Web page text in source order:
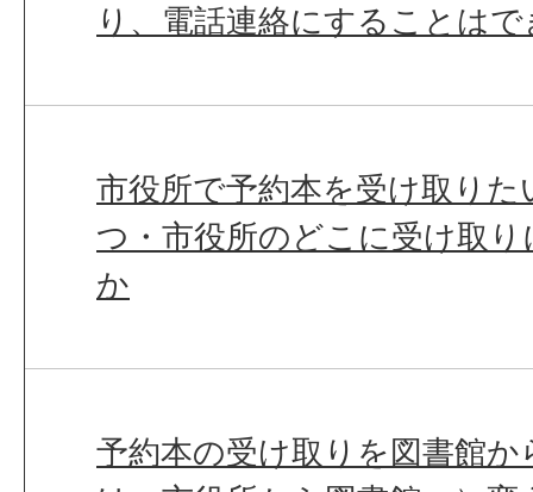
り、電話連絡にすることは
市役所で予約本を受け取り
つ・市役所のどこに受け取
か
予約本の受け取りを図書館